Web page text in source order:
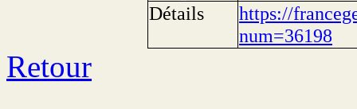
Détails
https://
num=36198
Retour